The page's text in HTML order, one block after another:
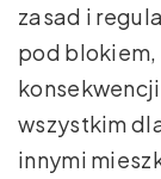
zasad i
pod blokiem,
wszystkim
innymi